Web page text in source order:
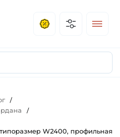
/
/
W2400, профильная